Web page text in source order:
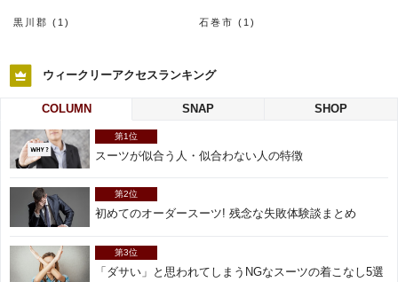
黒川郡 (1) 石巻市 (1)
ウィークリーアクセスランキング
COLUMN SNAP SHOP
第1位
スーツが似合う人・似合わない人の特徴
第2位
初めてのオーダースーツ! 残念な失敗体験談まとめ
第3位
「ダサい」と思われてしまうNGなスーツの着こなし5選